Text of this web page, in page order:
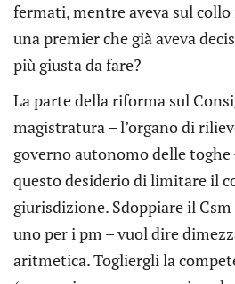
fermati, mentre aveva sul
una premier che già aveva
più giusta da fare?
La parte della riforma sul
magistratura – l’organo di
governo autonomo delle toghe
questo desiderio di limitare il
giurisdizione. Sdoppiare il
uno per i pm – vuol dire
aritmetica. Togliergli la